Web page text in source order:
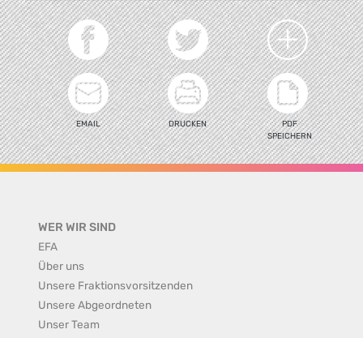
EMAIL DRUCKEN
PDF
SPEICHERN
WER WIR SIND
EFA
Über uns
Unsere Fraktionsvorsitzenden
Unsere Abgeordneten
Unser Team